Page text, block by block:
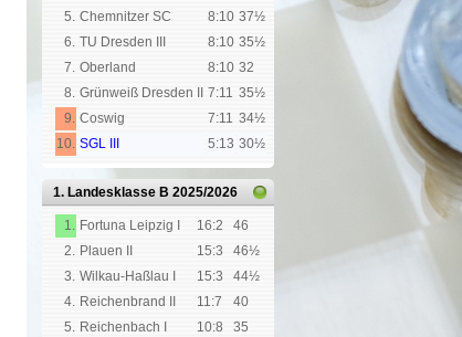
5. Chemnitzer SC 8:10 37½
6. TU Dresden III 8:10 35½
7. Oberland 8:10 32
8. Grünweiß Dresden II 7:11 35½
9. Coswig 7:11 34½
10. SGL III 5:13 30½
1. Landesklasse B 2025/2026
1. Fortuna Leipzig I 16:2
46
2. Plauen II 15:3
46½
3. Wilkau-Haßlau I 15:3
44½
4. Reichenbrand II 11:7
40
5. Reichenbach I 10:8
35